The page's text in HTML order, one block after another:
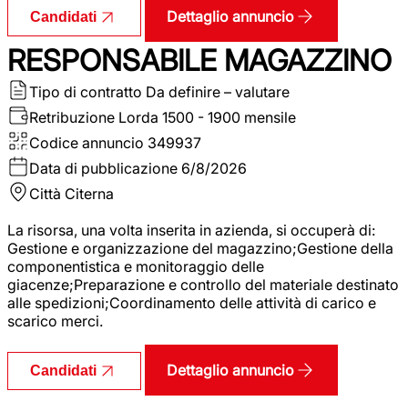
Candidati Dettaglio annuncio
RESPONSABILE MAGAZZINO
Tipo di contratto Da definire – valutare
Retribuzione Lorda 1500 - 1900 mensile
Codice annuncio 349937
Data di pubblicazione 6/8/2026
Città Citerna
La risorsa, una volta inserita in azienda, si occuperà di:
Gestione e organizzazione del magazzino;Gestione della
componentistica e monitoraggio delle
giacenze;Preparazione e controllo del materiale destinato
alle spedizioni;Coordinamento delle attività di carico e
scarico merci.
Candidati Dettaglio annuncio